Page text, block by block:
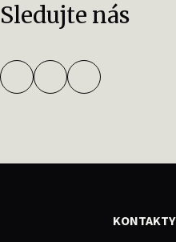
Sledujte nás
KONTAKTY